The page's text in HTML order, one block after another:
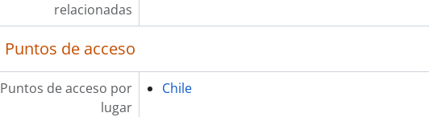
relacionadas
Puntos de acceso
Puntos de acceso por
lugar
Chile